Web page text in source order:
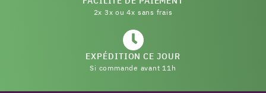
2x 3x ou 4x sans frais
EXPÉDITION CE JOUR
Si commande avant 11h